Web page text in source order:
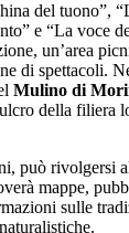
del tuono”,
e “La voce
un’area
di spettacoli.
Mulino di
della filiera
può rivolgersi
mappe,
sulle